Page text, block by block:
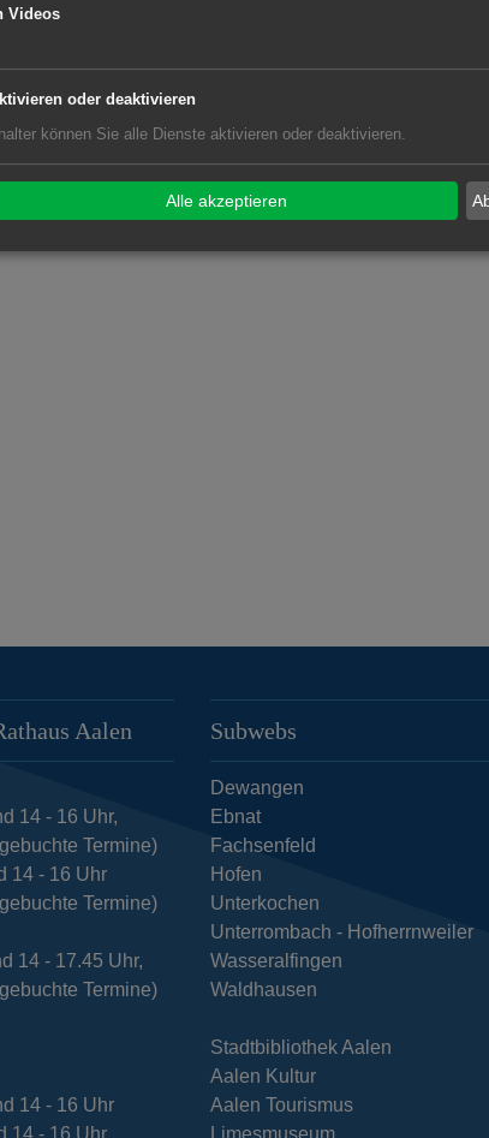
Aalen
14 - 16 Uhr,
Termine)
14 - 16 Uhr
Termine)
14 - 17.45 Uhr,
Termine)
14 - 16 Uhr
14 - 16 Uhr
Subwebs
Dewangen
Ebnat
Fachsenfeld
Hofen
Unterkochen
Unterrombach - Hofherrnweiler
Wasseralfingen
Waldhausen
Stadtbibliothek Aalen
Aalen Kultur
Aalen Tourismus
Limesmuseum
Videos
oder deaktivieren
können Sie alle Dienste aktivieren oder deaktivieren.
Alle akzeptieren